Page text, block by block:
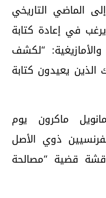
الماضي التاريخي
يرغب في إعادة كتابة
والأمازيغية: “لكشف
الذين يعيدون كتابة
ماكرون يوم
ذوي الأصل
قضية “مصالحة